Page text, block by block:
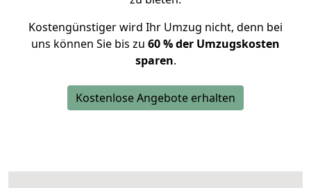
Kostengünstiger wird Ihr Umzug nicht, denn bei
uns können Sie bis zu 60 % der Umzugskosten
sparen.
Kostenlose Angebote erhalten